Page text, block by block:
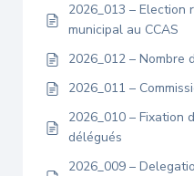
2026_013 – Election
municipal au CCAS
2026_012 – Nombre
2026_011 –
2026_010 – Fixation
délégués
2026_009 –